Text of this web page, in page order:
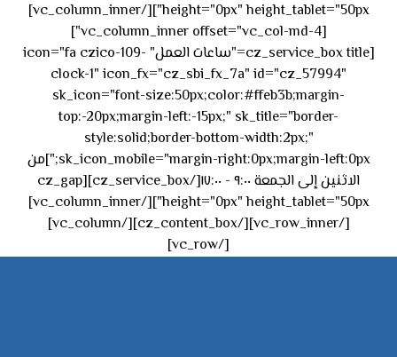
height="0px" height_tablet="50px"][/vc_column_inner]
[vc_column_inner offset="vc_col-md-4"]
[cz_service_box title="ساعات العمل" icon="fa czico-109-
clock-1" icon_fx="cz_sbi_fx_7a" id="cz_57994"
sk_icon="font-size:50px;color:#ffeb3b;margin-
top:-20px;margin-left:-15px;" sk_title="border-
style:solid;border-bottom-width:2px;"
sk_icon_mobile="margin-right:0px;margin-left:0px;"]من
الاثنين إلى الجمعة ٩:٠٠ - ١٧:٠٠[/cz_service_box][cz_gap
height="0px" height_tablet="50px"][/vc_column_inner]
[/vc_row_inner][/cz_content_box][/vc_column]
[/vc_row]